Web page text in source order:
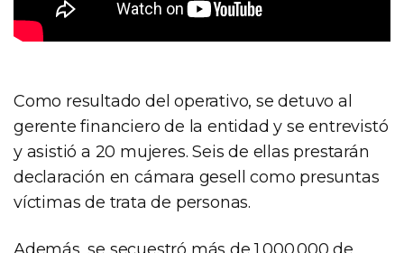
Como resultado del operativo, se detuvo al
gerente financiero de la entidad y se entrevistó
y asistió a 20 mujeres. Seis de ellas prestarán
declaración en cámara gesell como presuntas
víctimas de trata de personas.